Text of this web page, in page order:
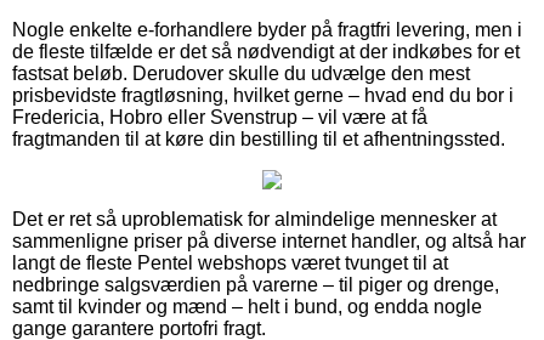
Nogle enkelte e-forhandlere byder på fragtfri levering, men i
de fleste tilfælde er det så nødvendigt at der indkøbes for et
fastsat beløb. Derudover skulle du udvælge den mest
prisbevidste fragtløsning, hvilket gerne – hvad end du bor i
Fredericia, Hobro eller Svenstrup – vil være at få
fragtmanden til at køre din bestilling til et afhentningssted.
Det er ret så uproblematisk for almindelige mennesker at
sammenligne priser på diverse internet handler, og altså har
langt de fleste Pentel webshops været tvunget til at
nedbringe salgsværdien på varerne – til piger og drenge,
samt til kvinder og mænd – helt i bund, og endda nogle
gange garantere portofri fragt.